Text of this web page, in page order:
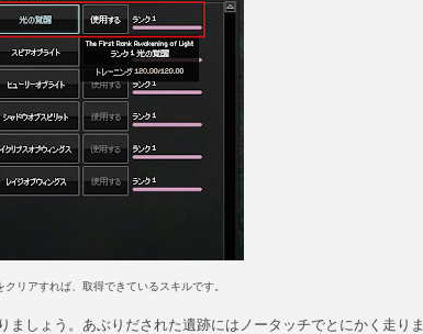
クリアすれば、取得できているスキルです。
ましょう。あぶりだされた遺跡にはノータッチでとにかく走りま